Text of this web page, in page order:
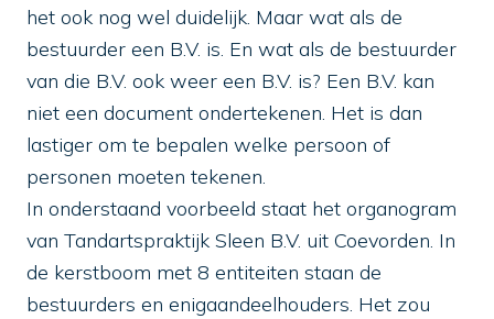
het ook nog wel duidelijk. Maar wat als de
bestuurder een B.V. is. En wat als de bestuurder
van die B.V. ook weer een B.V. is? Een B.V. kan
niet een document ondertekenen. Het is dan
lastiger om te bepalen welke persoon of
personen moeten tekenen.
In onderstaand voorbeeld staat het organogram
van Tandartspraktijk Sleen B.V. uit Coevorden. In
de kerstboom met 8 entiteiten staan de
bestuurders en enigaandeelhouders. Het zou